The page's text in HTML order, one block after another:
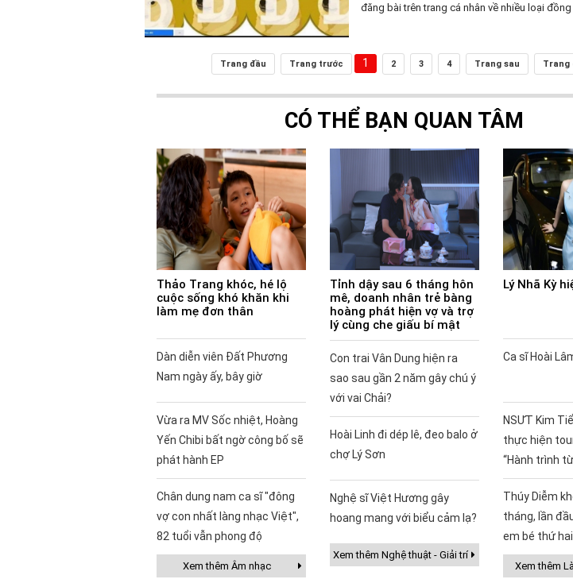
đăng bài trên trang cá nhân về nhiều loại đồng
Trang đầu Trang trước 1 2 3 4 Trang sau Trang
CÓ THỂ BẠN QUAN TÂM
Thảo Trang khóc, hé lộ
cuộc sống khó khăn khi
làm mẹ đơn thân
Dàn diễn viên Đất Phương
Nam ngày ấy, bây giờ
Vừa ra MV Sốc nhiệt, Hoàng
Yến Chibi bất ngờ công bố sẽ
phát hành EP
Chân dung nam ca sĩ "đông
vợ con nhất làng nhạc Việt",
82 tuổi vẫn phong độ
Xem thêm Âm nhạc
Tỉnh dậy sau 6 tháng hôn
mê, doanh nhân trẻ bàng
hoàng phát hiện vợ và trợ
lý cùng che giấu bí mật
Con trai Vân Dung hiện ra
sao sau gần 2 năm gây chú ý
với vai Chải?
Hoài Linh đi dép lê, đeo balo ở
chợ Lý Sơn
Nghệ sĩ Việt Hương gây
hoang mang với biểu cảm lạ?
Xem thêm Nghệ thuật - Giải trí
Lý Nhã Kỳ
Ca sĩ Hoài
NSƯT Kim
thực hiện
“Hành trình
Thúy Diễm
tháng, lần
em bé thứ hai
Xem thêm